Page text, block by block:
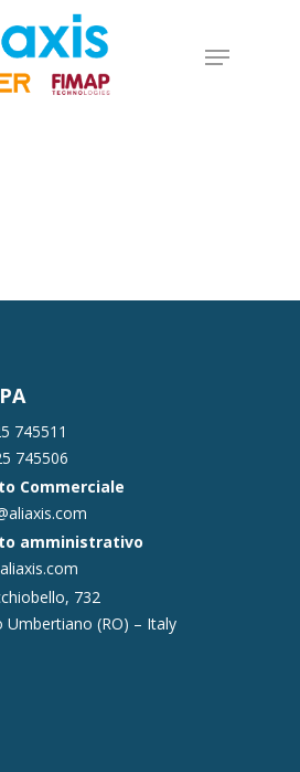
Menu
745511
745506
Commerciale
amministrativo
732
Umbertiano (RO) – Italy